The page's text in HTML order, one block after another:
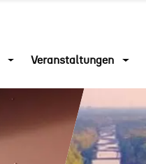
Veranstaltungen